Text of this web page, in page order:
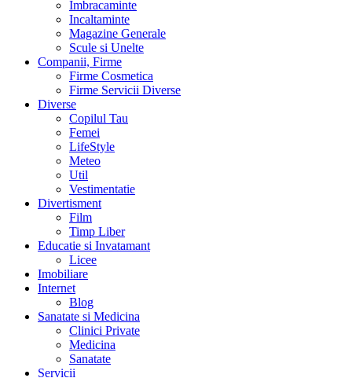
Imbracaminte
Incaltaminte
Magazine Generale
Scule si Unelte
Companii, Firme
Firme Cosmetica
Firme Servicii Diverse
Diverse
Copilul Tau
Femei
LifeStyle
Meteo
Util
Vestimentatie
Divertisment
Film
Timp Liber
Educatie si Invatamant
Licee
Imobiliare
Internet
Blog
Sanatate si Medicina
Clinici Private
Medicina
Sanatate
Servicii